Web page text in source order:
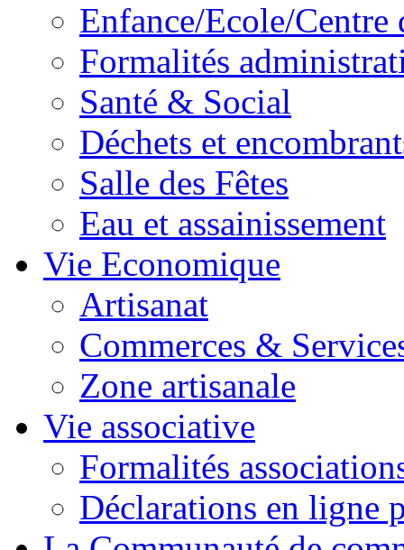
Enfance/Ecole/Centre
Formalités
Santé & Social
Déchets et
Salle des Fêtes
Eau et assainissement
Vie Economique
Artisanat
Commerces &
Zone artisanale
Vie associative
Formalités
Déclarations en ligne